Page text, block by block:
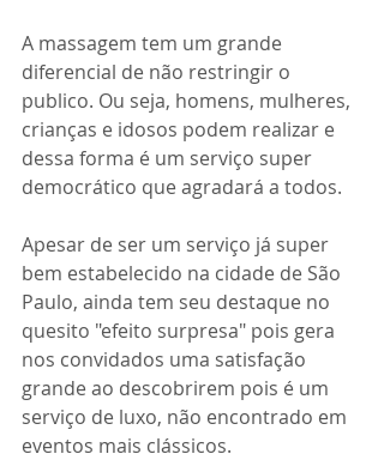
A massagem tem um grande
diferencial de não restringir o
publico. Ou seja, homens, mulheres,
crianças e idosos podem realizar e
dessa forma é um serviço super
democrático que agradará a todos.
Apesar de ser um serviço já super
bem estabelecido na cidade de São
Paulo, ainda tem seu destaque no
quesito "efeito surpresa" pois gera
nos convidados uma satisfação
grande ao descobrirem pois é um
serviço de luxo, não encontrado em
eventos mais clássicos.